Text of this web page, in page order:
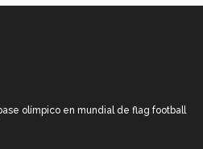
olímpico en mundial de flag football